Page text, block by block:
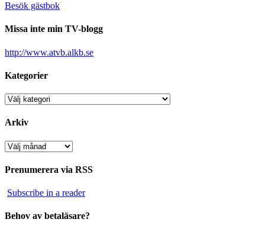
Besök gästbok
Missa inte min TV-blogg
http://www.atvb.alkb.se
Kategorier
Kategorier
Arkiv
Arkiv
Prenumerera via RSS
Subscribe in a reader
Behov av betaläsare?